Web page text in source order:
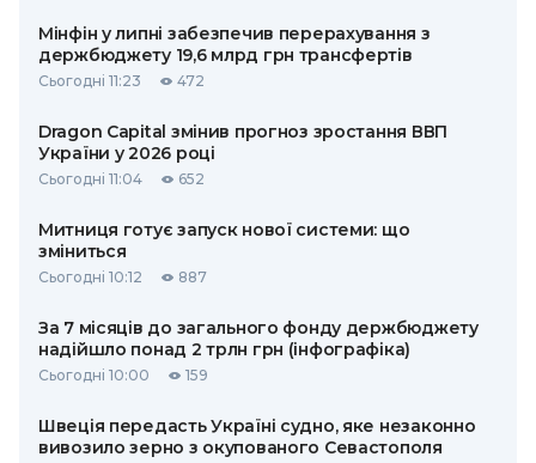
Мінфін у липні забезпечив перерахування з
держбюджету 19,6 млрд грн трансфертів
Сьогодні 11:23 472
Dragon Capital змінив прогноз зростання ВВП
України у 2026 році
Сьогодні 11:04 652
Митниця готує запуск нової системи: що
зміниться
Сьогодні 10:12 887
За 7 місяців до загального фонду держбюджету
надійшло понад 2 трлн грн (інфографіка)
Сьогодні 10:00 159
Швеція передасть Україні судно, яке незаконно
вивозило зерно з окупованого Севастополя